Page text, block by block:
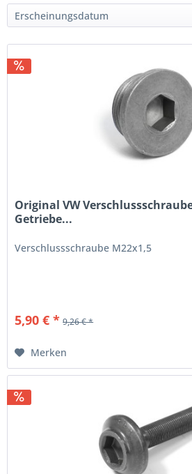
Original VW
Getriebe...
Verschlussschraube M22x1,5
5,90 € * 9,26 € *
Merken